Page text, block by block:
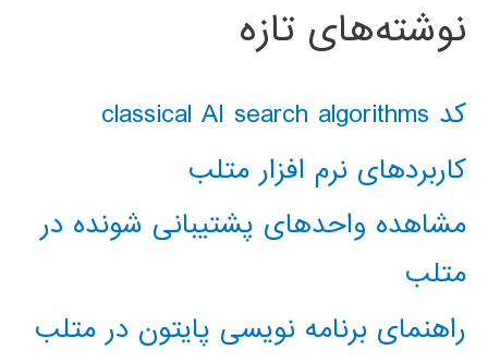
نوشته‌های تازه
کد classical AI search algorithms
کاربردهای نرم افزار متلب
مشاهده واحدهای پشتیبانی شونده در
متلب
راهنمای برنامه نویسی پایتون در متلب